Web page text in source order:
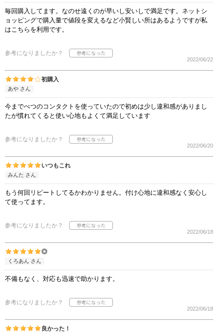
毎回購入してます。なのせ遠くのが早いし安いしで満足です。ネットシ
ョッピングで購入量で値段を変えるなど小賢しい所はあるようですが私
はこちらを利用です。
参考になりましたか？
2022/06/22
初購入
あや さん
今までべつのコンタクトを使っていたので初めは少し違和感がありまし
たが慣れてくると使い心地もよくて満足しています
参考になりましたか？
2022/06/20
いつもこれ
みんた さん
もう何回リピートしてるかわかりません。付け心地に違和感なく安心し
て使ってます。
参考になりましたか？
2022/06/18
◎
くろあん さん
不備もなく、対応も迅速で助かります。
参考になりましたか？
2022/06/18
良かった！